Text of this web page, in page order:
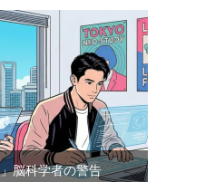
脳科学者の警告